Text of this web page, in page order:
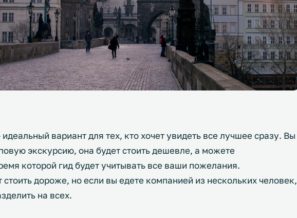
вариант для тех, кто хочет увидеть все лучшее сразу. Вы
экскурсию, она будет стоить дешевле, а можете
которой гид будет учитывать все ваши пожелания.
дороже, но если вы едете компанией из нескольких человек,
на всех.